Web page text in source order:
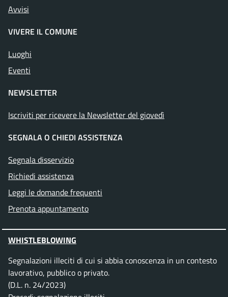
Avvisi
VIVERE IL COMUNE
Luoghi
Eventi
NEWSLETTER
Iscriviti per ricevere la Newsletter del giovedì
SEGNALA O CHIEDI ASSISTENZA
Segnala disservizio
Richiedi assistenza
Leggi le domande frequenti
Prenota appuntamento
WHISTLEBLOWING
Segnalazioni illeciti di cui si abbia conoscenza in un contesto
lavorativo, pubblico o privato.
(D.L. n. 24/2023)